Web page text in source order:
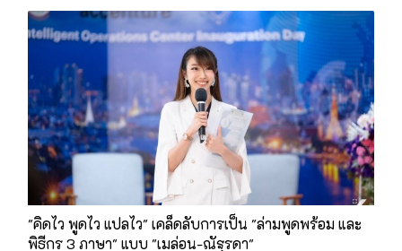
"คิดไว พูดไว แปลไว" เคล็ดลับการเป็น "ล่ามพูดพร้อม และ
พิธีกร 3 ภาษา" แบบ "เมล่อน-ณัฐรดา"